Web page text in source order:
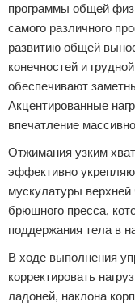
Спортивное
программы общей
самого различного
развитию общей
конечностей и
обеспечивают
Акцентированные
впечатление
Отжимания узким
эффективно
мускулатуры
брюшного пресса,
поддержания тела в
В ходе выполнения
корректировать
ладоней, наклона